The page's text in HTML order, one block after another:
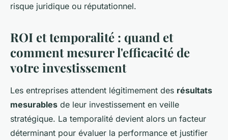
risque juridique ou réputationnel.
ROI et temporalité : quand et
comment mesurer l'efficacité de
votre investissement
Les entreprises attendent légitimement des résultats
mesurables de leur investissement en veille
stratégique. La temporalité devient alors un facteur
déterminant pour évaluer la performance et justifier